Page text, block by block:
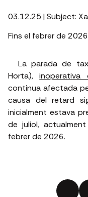
03.12.25 | Subject:
Fins el febrer de 2026
La parada de
Horta),
continua afectada
causa del retard
inicialment estava
de juliol,
febrer de 2026.